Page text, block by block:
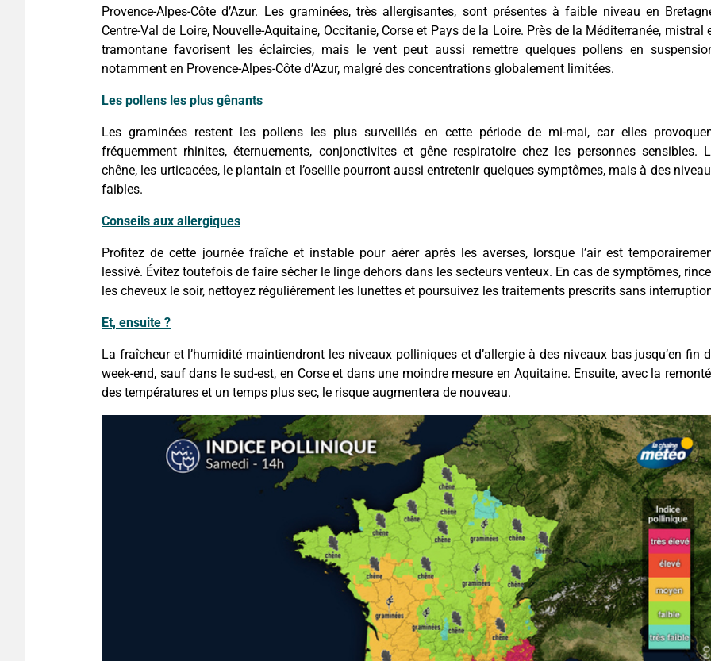
Provence-Alpes-Côte d’Azur. Les graminées, très allergisantes, sont présentes à faible niveau en
Centre-Val de Loire, Nouvelle-Aquitaine, Occitanie, Corse et Pays de la Loire. Près de la Méditerranée, mistral
tramontane favorisent les éclaircies, mais le vent peut aussi remettre quelques pollens en
notamment en Provence-Alpes-Côte d’Azur, malgré des concentrations globalement limitées.
Les pollens les plus gênants
Les graminées restent les pollens les plus surveillés en cette période de mi-mai, car elles
fréquemment rhinites, éternuements, conjonctivites et gêne respiratoire chez les personnes sensibles.
chêne, les urticacées, le plantain et l’oseille pourront aussi entretenir quelques symptômes, mais à des
faibles.
Conseils aux allergiques
Profitez de cette journée fraîche et instable pour aérer après les averses, lorsque l’air est
lessivé. Évitez toutefois de faire sécher le linge dehors dans les secteurs venteux. En cas de symptômes,
les cheveux le soir, nettoyez régulièrement les lunettes et poursuivez les traitements prescrits sans
Et, ensuite ?
La fraîcheur et l’humidité maintiendront les niveaux polliniques et d’allergie à des niveaux bas jusqu’en fin
week-end, sauf dans le sud-est, en Corse et dans une moindre mesure en Aquitaine. Ensuite, avec la
des températures et un temps plus sec, le risque augmentera de nouveau.